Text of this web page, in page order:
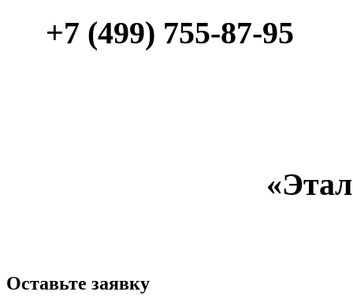
+7 (499) 755-87-95
­Оставьте заявку